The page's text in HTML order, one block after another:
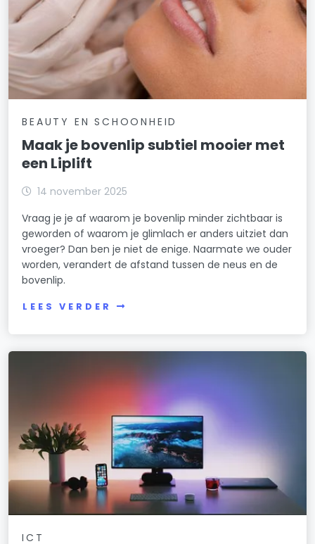
BEAUTY EN SCHOONHEID
Maak je bovenlip subtiel mooier met
een Liplift
14 november 2025
Vraag je je af waarom je bovenlip minder zichtbaar is
geworden of waarom je glimlach er anders uitziet dan
vroeger? Dan ben je niet de enige. Naarmate we ouder
worden, verandert de afstand tussen de neus en de
bovenlip.
LEES VERDER
ICT